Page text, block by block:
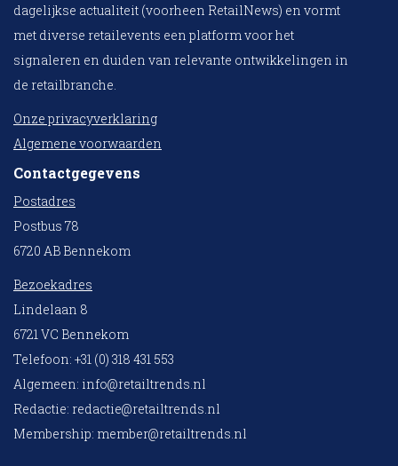
dagelijkse actualiteit (voorheen RetailNews) en vormt
met diverse retailevents een platform voor het
signaleren en duiden van relevante ontwikkelingen in
de retailbranche.
Onze privacyverklaring
Algemene voorwaarden
Contactgegevens
Postadres
Postbus 78
6720 AB Bennekom
Bezoekadres
Lindelaan 8
6721 VC Bennekom
Telefoon: +31 (0) 318 431 553
Algemeen: info@retailtrends.nl
Redactie: redactie@retailtrends.nl
Membership: member@retailtrends.nl